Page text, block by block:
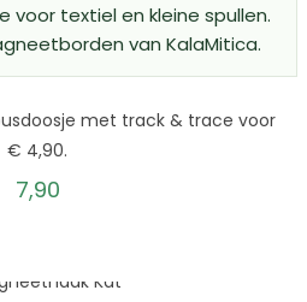
textiel en kleine spullen.
van KalaMitica.
met track & trace voor
€ 4,90.
7,90